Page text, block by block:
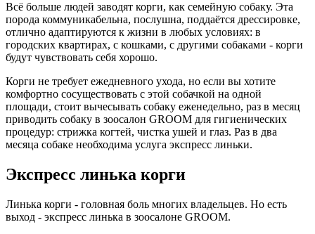
Всё больше людей заводят корги, как семейную собаку. Эта
порода коммуникабельна, послушна, поддаётся дрессировке,
отлично адаптируются к жизни в любых условиях: в
городских квартирах, с кошками, с другими собаками - корги
будут чувствовать себя хорошо.
Корги не требует ежедневного ухода, но если вы хотите
комфортно сосуществовать с этой собачкой на одной
площади, стоит вычесывать собаку еженедельно, раз в месяц
приводить собаку в зоосалон GROOM для гигиенических
процедур: стрижка когтей, чистка ушей и глаз. Раз в два
месяца собаке необходима услуга экспресс линьки.
Экспресс линька корги
Линька корги - головная боль многих владельцев. Но есть
выход - экспресс линька в зоосалоне GROOM.